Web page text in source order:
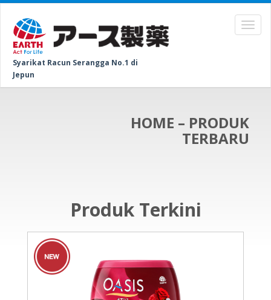
Syarikat Racun Serangga No.1 di
Jepun
HOME – PRODUK
TERBARU
Produk Terkini